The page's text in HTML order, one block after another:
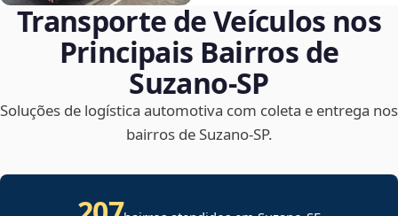
Transporte de Veículos nos
Principais Bairros de
Suzano‑SP
Soluções de logística automotiva com coleta e entrega nos
bairros de Suzano‑SP.